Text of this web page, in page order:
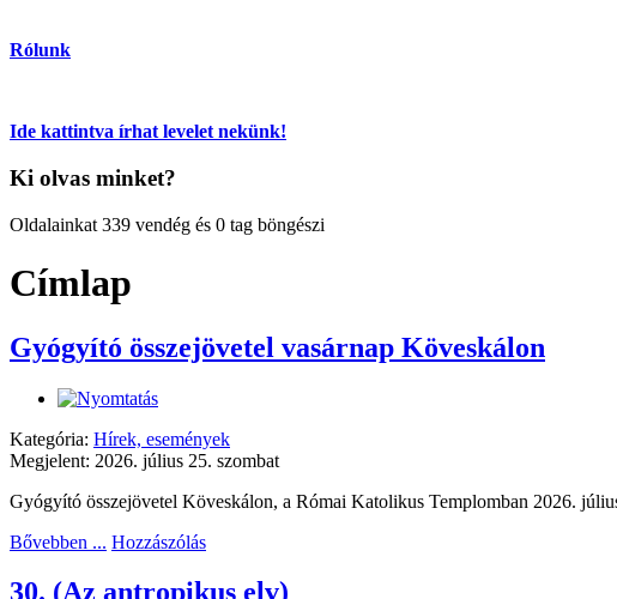
Rólunk
Ide kattintva írhat levelet nekünk!
Ki olvas minket?
Oldalainkat 339 vendég és 0 tag böngészi
Címlap
Gyógyító összejövetel vasárnap Köveskálon
Kategória: Hírek, események
Megjelent: 2026. július 25. szombat
Gyógyító összejövetel Köveskálon, a Római Katolikus Templomban 2026.
Bővebben ... Hozzászólás
30. (Az antropikus elv)